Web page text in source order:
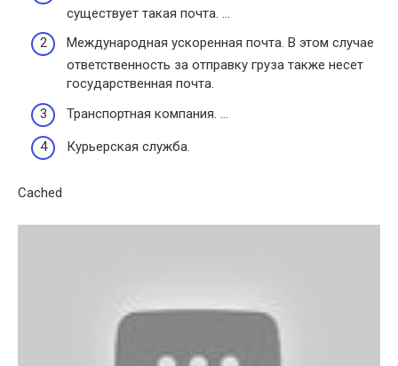
существует такая почта. …
Международная ускоренная почта. В этом случае
ответственность за отправку груза также несет
государственная почта.
Транспортная компания. …
Курьерская служба.
Cached